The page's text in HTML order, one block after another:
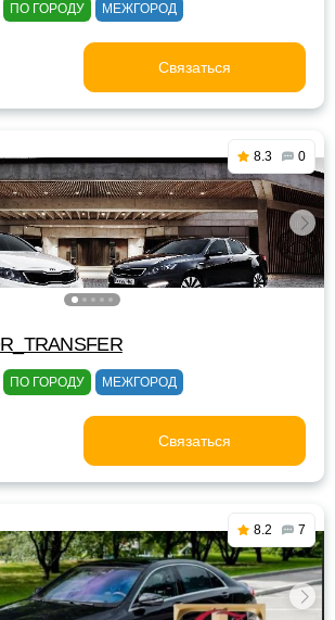
ПО ГОРОДУ МЕЖГОРОД
Связаться
8.3 0
ПО ГОРОДУ МЕЖГОРОД
Связаться
8.2 7